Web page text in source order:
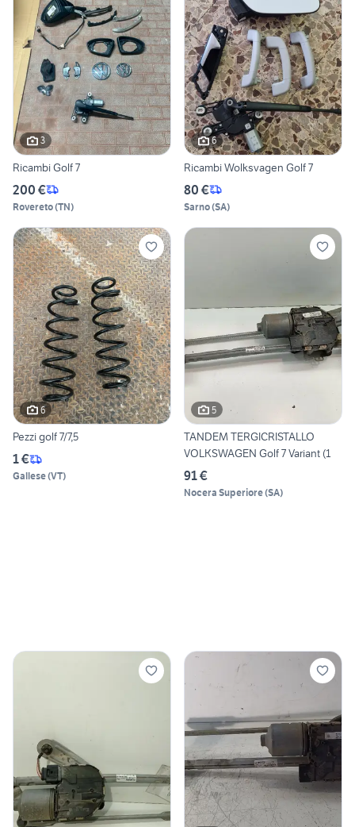
3
Ricambi Golf 7
200 €
Rovereto(TN)
6
Ricambi Wolksvagen Golf 7
80 €
Sarno(SA)
6
Pezzi golf 7/7,5
1 €
Gallese(VT)
5
TANDEM TERGICRISTALLO
VOLKSWAGEN Golf 7 Variant (1
91 €
Nocera Superiore(SA)